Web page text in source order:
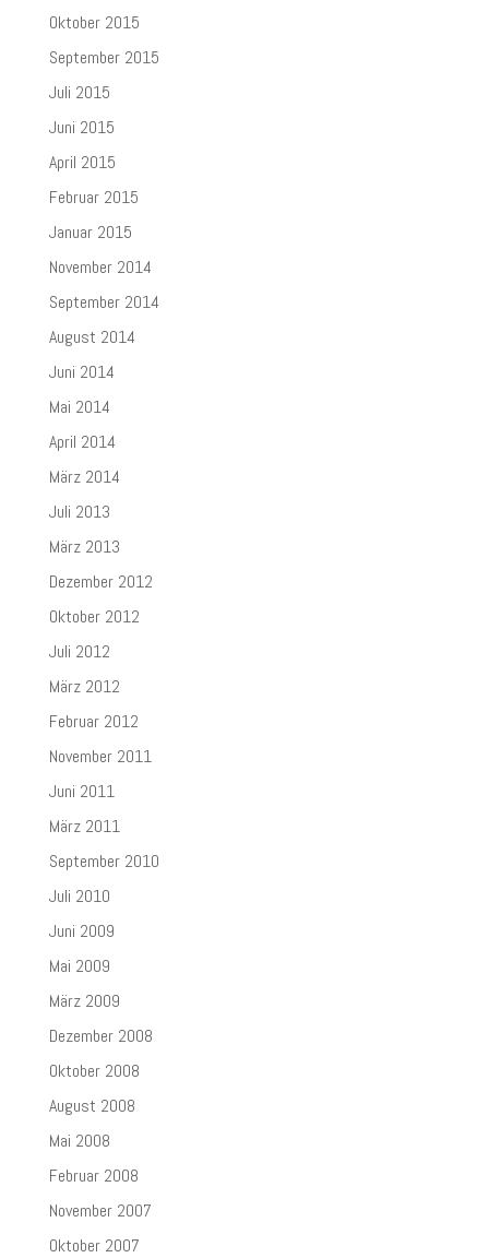
Oktober 2015
September 2015
Juli 2015
Juni 2015
April 2015
Februar 2015
Januar 2015
November 2014
September 2014
August 2014
Juni 2014
Mai 2014
April 2014
März 2014
Juli 2013
März 2013
Dezember 2012
Oktober 2012
Juli 2012
März 2012
Februar 2012
November 2011
Juni 2011
März 2011
September 2010
Juli 2010
Juni 2009
Mai 2009
März 2009
Dezember 2008
Oktober 2008
August 2008
Mai 2008
Februar 2008
November 2007
Oktober 2007